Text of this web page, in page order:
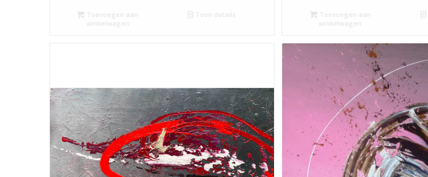
Toevoegen aan
winkelwagen
Toon details
Toevoegen aan
winkelwagen